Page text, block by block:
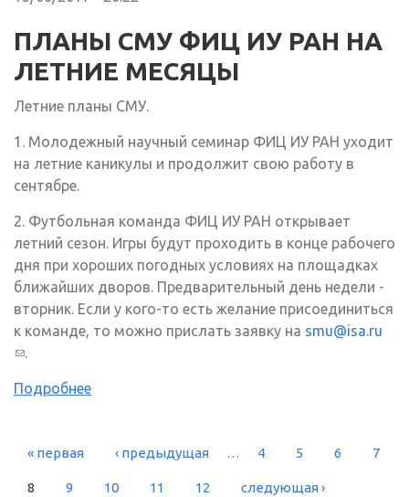
ПЛАНЫ СМУ ФИЦ ИУ РАН НА
ЛЕТНИЕ МЕСЯЦЫ
Летние планы СМУ.
1. Молодежный научный семинар ФИЦ ИУ РАН уходит
на летние каникулы и продолжит свою работу в
сентябре.
2. Футбольная команда ФИЦ ИУ РАН открывает
летний сезон. Игры будут проходить в конце рабочего
дня при хороших погодных условиях на площадках
ближайших дворов. Предварительный день недели -
вторник. Если у кого-то есть желание присоединиться
к команде, то можно прислать заявку на smu@isa.ru
(ссылка для отправки email)
.
Подробнее
СТРАНИЦЫ
« первая ‹ предыдущая … 4 5 6 7
8 9 10 11 12 следующая ›